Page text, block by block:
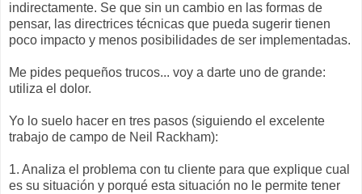
indirectamente. Se que sin un cambio en las formas de
pensar, las directrices técnicas que pueda sugerir tienen
poco impacto y menos posibilidades de ser implementadas.
Me pides pequeños trucos... voy a darte uno de grande:
utiliza el dolor.
Yo lo suelo hacer en tres pasos (siguiendo el excelente
trabajo de campo de Neil Rackham):
1. Analiza el problema con tu cliente para que explique cual
es su situación y porqué esta situación no le permite tener